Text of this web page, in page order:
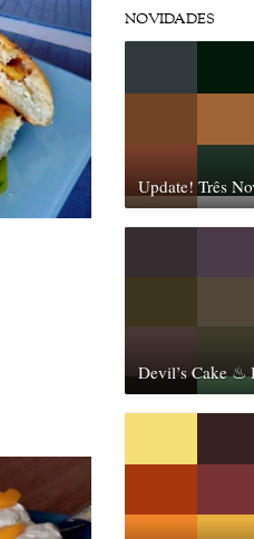
NOVIDADES
Update! Três
Devil’s Cake ♨